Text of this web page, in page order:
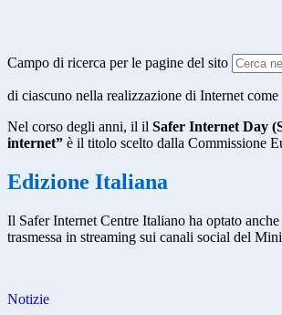
Campo di ricerca per le pagine del sito
di ciascuno nella realizzazione di Internet
Nel corso degli anni, il il Safer Internet Day
internet” è il titolo scelto dalla Commissione
Edizione Italiana
Il Safer Internet Centre Italiano ha optato
trasmessa in streaming sui canali social del
Notizie